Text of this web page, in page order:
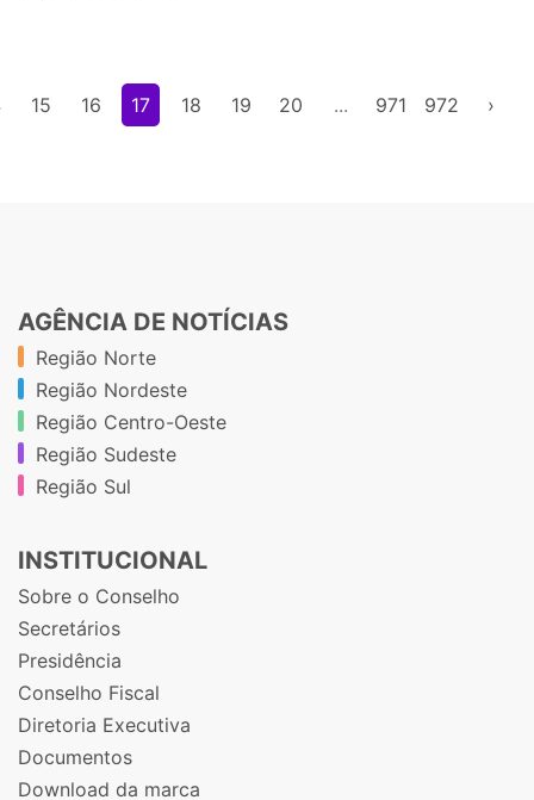
15 16 17 18 19 20 ... 971 972 ›
AGÊNCIA DE NOTÍCIAS
Região Norte
Região Nordeste
Região Centro-Oeste
Região Sudeste
Região Sul
INSTITUCIONAL
Sobre o Conselho
Secretários
Presidência
Conselho Fiscal
Diretoria Executiva
Documentos
Download da marca